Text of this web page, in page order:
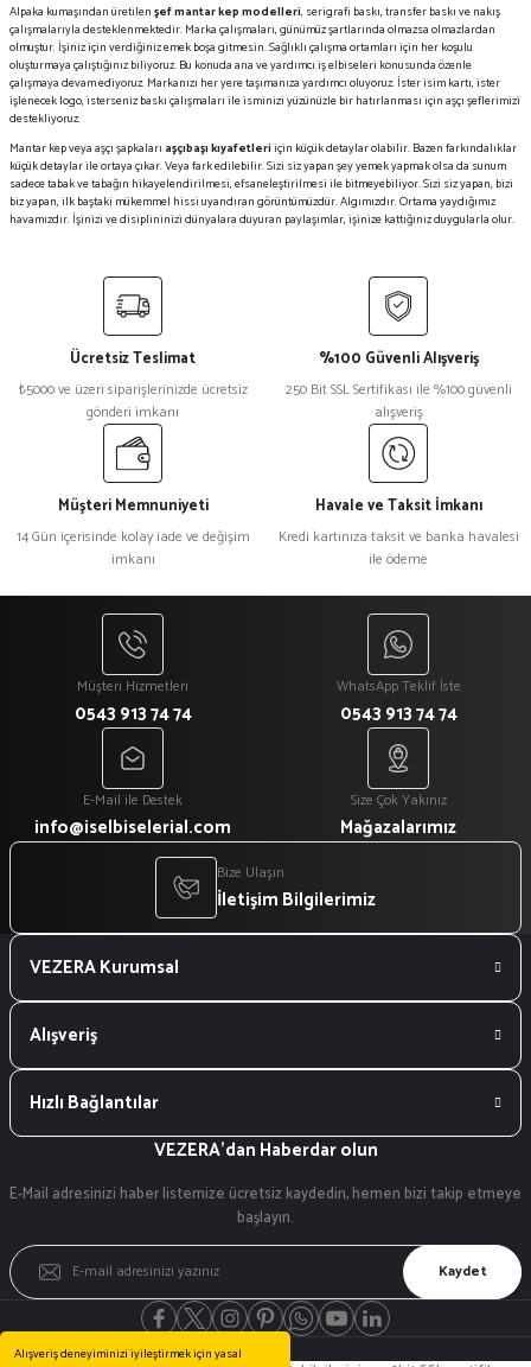
Alışveriş deneyiminizi iyileştirmek için yasal
Alpaka kumaşından üretilenşef mantar kep modelleri, serigrafi baskı, transfer baskı ve nakış
çalışmalarıyla desteklenmektedir. Marka çalışmaları, günümüz şartlarında olmazsa olmazlardan
olmuştur. İşiniz için verdiğiniz emek boşa gitmesin. Sağlıklı çalışma ortamları için her koşulu
oluşturmaya çalıştığınız biliyoruz. Bu konuda ana ve yardımcı iş elbiseleri konusunda özenle
çalışmaya devam ediyoruz. Markanızı her yere taşımanıza yardımcı oluyoruz. İster isim kartı, ister
işlenecek logo, isterseniz baskı çalışmaları ile isminizi yüzünüzle bir hatırlanması için aşçı şeflerimizi
destekliyoruz.
Mantar kep veya aşçı şapkaları aşçıbaşı kıyafetleriiçin küçük detaylar olabilir. Bazen farkındalıklar
küçük detaylar ile ortaya çıkar. Veya fark edilebilir. Sizi siz yapan şey yemek yapmak olsa da sunum
sadece tabak ve tabağın hikayelendirilmesi, efsaneleştirilmesi ile bitmeyebiliyor. Sizi siz yapan, bizi
biz yapan, ilk baştaki mükemmel hissi uyandıran görüntümüzdür. Algımızdır. Ortama yaydığımız
havamızdır. İşinizi ve disiplininizi dünyalara duyuran paylaşımlar, işinize kattığınız duygularla olur.
Ücretsiz Teslimat
₺5000 ve üzeri siparişlerinizde ücretsiz
gönderi imkanı
%100 Güvenli Alışveriş
250 Bit SSL Sertifikası ile %100 güvenli
alışveriş
Müşteri Memnuniyeti
14 Gün içerisinde kolay iade ve değişim
imkanı
Havale ve Taksit İmkanı
Kredi kartınıza taksit ve banka havalesi
ile ödeme
Müşteri Hizmetleri
0543 913 74 74
WhatsApp Teklif İste
0543 913 74 74
E-Mail ile Destek
info@iselbiselerial.com
Size Çok Yakınız
Mağazalarımız
Bize Ulaşın
İletişim Bilgilerimiz
VEZERA Kurumsal
Alışveriş
Hızlı Bağlantılar
VEZERA'dan Haberdar olun
E-Mail adresinizi haber listemize ücretsiz kaydedin, hemen bizi takip etmeye
başlayın.
Kaydet